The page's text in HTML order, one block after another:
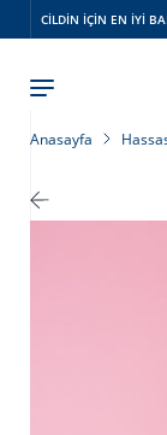
CILDIN IÇIN EN IYI
Anasayfa